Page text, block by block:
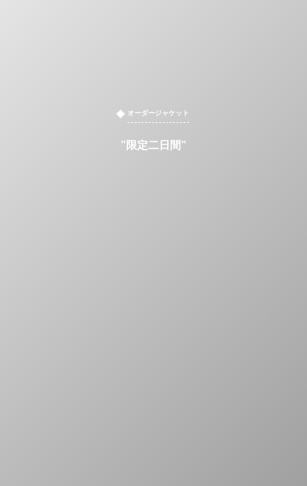
オーダージャケット
”限定二日間”